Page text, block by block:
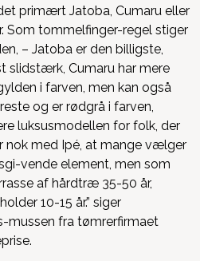
primært Jatoba, Cumaru eller
Som tommelfinger-regel stiger
– Jatoba er den billigste,
slidstærk, Cumaru har mere
i farven, men kan også
og er rødgrå i farven,
luksusmodellen for folk, der
nok med Ipé, at mange vælger
vende element, men som
af hårdtræ 35-50 år,
10-15 år.” siger
mussen fra tømrerfirmaet